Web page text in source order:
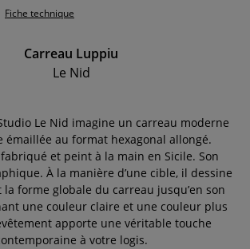
Fiche technique
Carreau Luppiu
Le Nid
Le Nid imagine un carreau moderne
émaillée au format hexagonal allongé.
et peint à la main en Sicile. Son
À la manière d’une cible, il dessine
la forme globale du carreau jusqu’en son
une couleur claire et une couleur plus
apporte une véritable touche
à votre logis.